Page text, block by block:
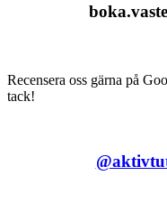
Recensera oss gärna på
tack!